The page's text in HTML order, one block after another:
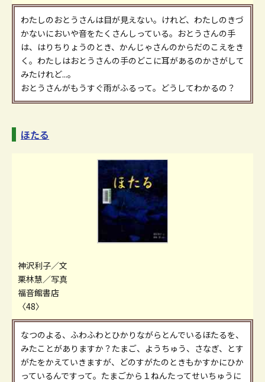
わたしのおとうさんは目が見えない。けれど、わたしのきづ
かないにおいや音をたくさんしっている。おとうさんの手
は、はりちりょうのとき、かんじゃさんのからだのこえをき
く。わたしはおとうさんの手のどこに耳があるのかさがして
みたけれど...。
おとうさんがもうすぐ雨がふるって。どうしてわかるの？
ほたる
神沢利子／文
栗林慧／写真
福音館書店
〈48〉
なつのよる、ふわふわとひかりながらとんでいるほたるを、
みたことがありますか？たまご、ようちゅう、さなぎ、とす
がたをかえていきますが、どのすがたのときもかすかにひか
っているんですって。たまごから１ねんたってせいちゅうに